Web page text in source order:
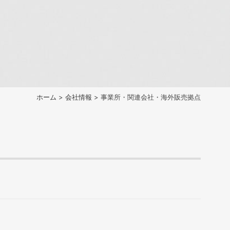
ホーム > 会社情報 > 事業所・関連会社・海外販売拠点